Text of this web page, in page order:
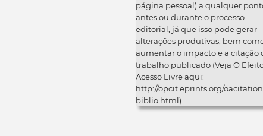
página pessoal) a qualquer
antes ou durante o processo
editorial, já que isso pode gerar
alterações produtivas, bem
aumentar o impacto e a citação
trabalho publicado (Veja O
Acesso Livre aqui:
http://opcit.eprints.org/
biblio.html)